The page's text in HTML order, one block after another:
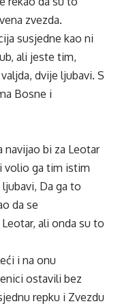
zvezda.
susjedne kao ni
ali jeste tim,
dvije ljubavi. S
Bosne i
navijao bi za Leotar
volio ga tim istim
Da ga to
da se
ali onda su to
i na onu
ostavili bez
repku i Zvezdu